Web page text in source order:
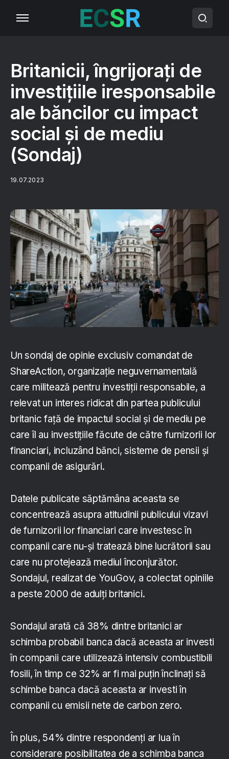
Britanicii, îngrijorați de
investițiile iresponsabile
ale băncilor cu impact
social și de mediu
(Sondaj)
19.07.2023
Un sondaj de opinie exclusiv comandat de
ShareAction, organizație neguvernamentală
care militează pentru investiții responsabile, a
relevat un interes ridicat din partea publicului
britanic față de impactul social și de mediu pe
care îl au investițiile făcute de către furnizorii lor
financiari, incluzând bănci, sisteme de pensii și
companii de asigurări.
Datele publicate săptămâna aceasta se
concentrează asupra atitudinii publicului vizavi
de furnizorii lor financiari care investesc în
companii care nu-și tratează bine lucrătorii sau
care nu protejează mediul înconjurător.
Sondajul, realizat de YouGov, a colectat opiniile
a peste 2000 de adulți britanici.
Sondajul arată că 38% dintre britanici ar
schimba probabil banca dacă aceasta ar investi
în companii care utilizează intensiv combustibili
fosili, în timp ce 32% ar fi mai puțin înclinați să
schimbe banca dacă aceasta ar investi în
companii cu emisii nete de carbon zero.
În plus, 54% dintre respondenți ar lua în
considerare posibilitatea de a schimba banca